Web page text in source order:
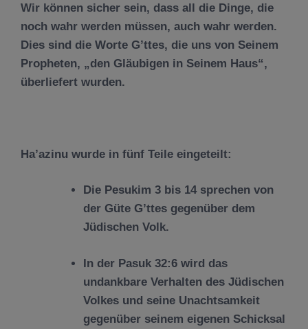
Wir können sicher sein, dass all die Dinge, die
noch wahr werden müssen, auch wahr werden.
Dies sind die Worte G’ttes, die uns von Seinem
Propheten, „den Gläubigen in Seinem Haus“,
überliefert wurden.
Ha’azinu wurde in fünf Teile eingeteilt:
Die Pesukim 3 bis 14 sprechen von
der Güte G’ttes gegenüber dem
Jüdischen Volk.
In der Pasuk 32:6 wird das
undankbare Verhalten des Jüdischen
Volkes und seine Unachtsamkeit
gegenüber seinem eigenen Schicksal